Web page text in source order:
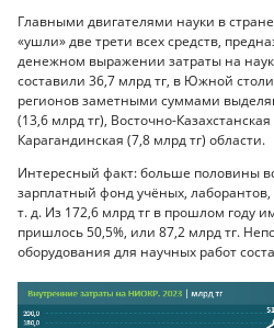
Главными двигателями науки в
«ушли» две трети всех средств,
денежном выражении затраты на
составили 36,7 млрд тг, в Южной
регионов заметными суммами
(13,6 млрд тг), Восточно-
Карагандинская (7,8 млрд тг) области.
Интересный факт: больше половины
зарплатный фонд учёных,
т. д. Из 172,6 млрд тг в прошлом году
пришлось 50,5%, или 87,2 млрд тг.
оборудования для научных работ